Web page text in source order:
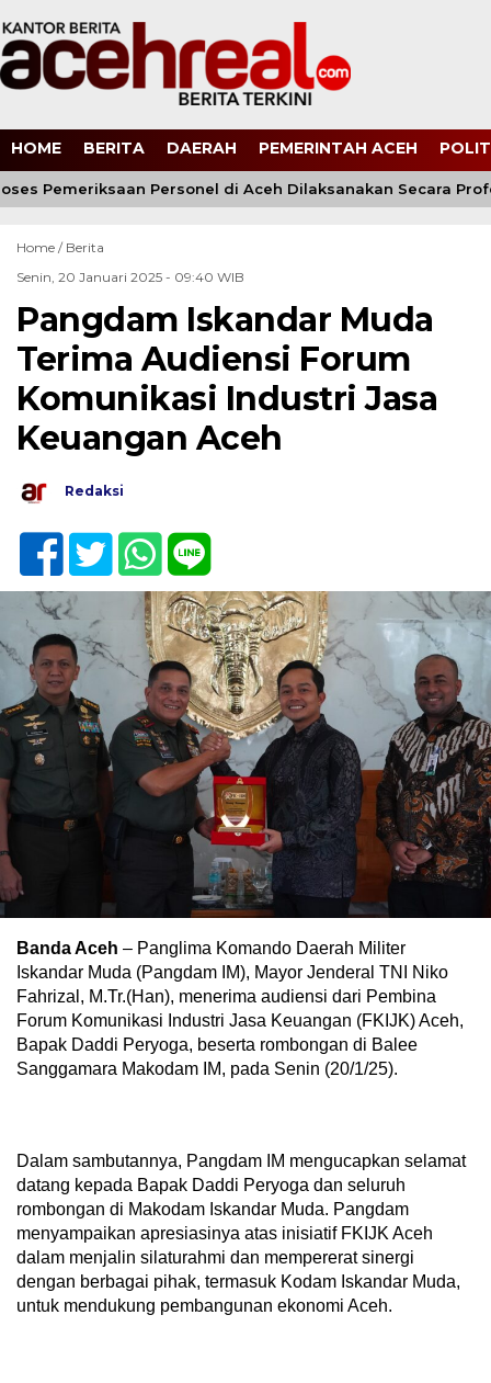
HOME BERITA DAERAH PEMERINTAH ACEH
Pemeriksaan Personel di Aceh Dilaksanakan Secara
Home / Berita
Senin, 20 Januari 2025 - 09:40 WIB
Pangdam Iskandar Muda
Terima Audiensi Forum
Komunikasi Industri Jasa
Keuangan Aceh
Redaksi
Banda Aceh – Panglima Komando Daerah Militer
Iskandar Muda (Pangdam IM), Mayor Jenderal TNI Niko
Fahrizal, M.Tr.(Han), menerima audiensi dari Pembina
Forum Komunikasi Industri Jasa Keuangan (FKIJK) Aceh,
Bapak Daddi Peryoga, beserta rombongan di Balee
Sanggamara Makodam IM, pada Senin (20/1/25).
Dalam sambutannya, Pangdam IM mengucapkan selamat
datang kepada Bapak Daddi Peryoga dan seluruh
rombongan di Makodam Iskandar Muda. Pangdam
menyampaikan apresiasinya atas inisiatif FKIJK Aceh
dalam menjalin silaturahmi dan mempererat sinergi
dengan berbagai pihak, termasuk Kodam Iskandar Muda,
untuk mendukung pembangunan ekonomi Aceh.